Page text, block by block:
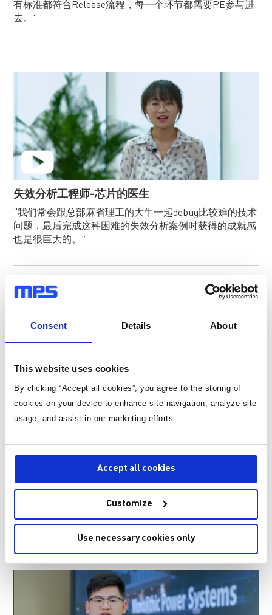
Consent Details About
This website uses cookies
By clicking “Accept all cookies”, you agree to the storing of
cookies on your device to enhance site navigation, analyze site
usage, and assist in our marketing efforts.
Accept all cookies
Customize
Use necessary cookies only
有标准都符合Release流程，每一个环节都需要PE参与进
去。”
失效分析工程师-芯片的医生
“我们常会跟总部麻省理工的大牛一起debug比较难的技术
问题，最后完成这种困难的失效分析案例时获得的成就感
也是很巨大的。”
应用工程师-客户和市场的守护神
“MPS内部具有完整的项目驱动的培养模式，每一个工程
师都是某几个芯片或者项目的owner，可以说没有人比你
更熟悉你负责的芯片了。”